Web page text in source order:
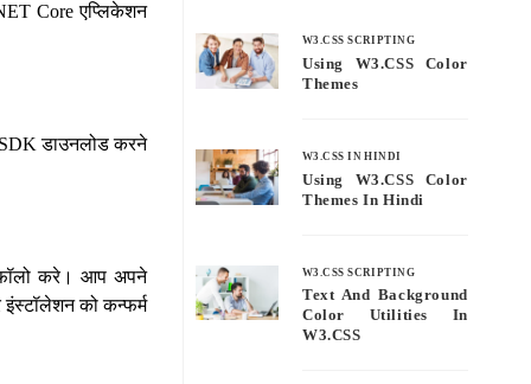
Core एप्लिकेशन
डाउनलोड करने
फॉलो करे। आप अपने
को कन्फर्म
W3.CSS SCRIPTING
Using W3.CSS Color
Themes
W3.CSS IN HINDI
Using W3.CSS Color
Themes In Hindi
W3.CSS SCRIPTING
Text And Background
Color Utilities In
W3.CSS